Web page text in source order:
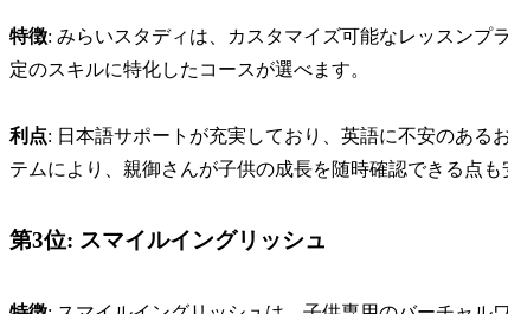
特徴: みらいスタディは、カスタマイズ可能なレッスンプ
定のスキルに特化したコースが選べます。
利点: 日本語サポートが充実しており、英語に不安のある
テムにより、親御さんが子供の成長を随時確認できる点も
第3位: スマイルイングリッシュ